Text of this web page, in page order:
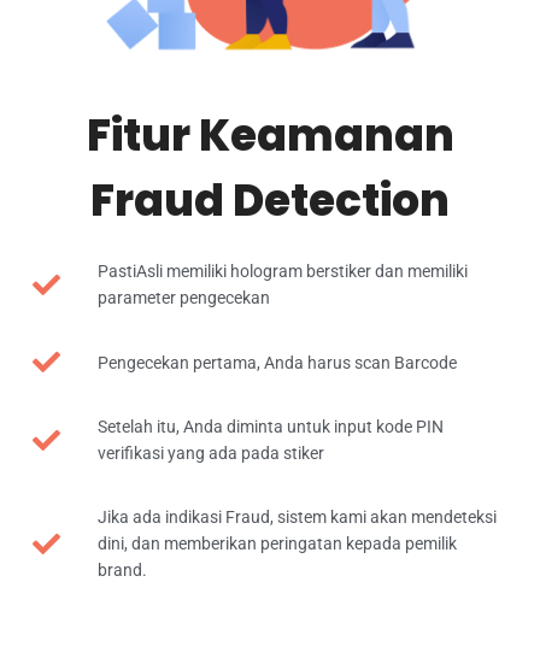
Fitur Keamanan
Fraud Detection
PastiAsli memiliki hologram berstiker dan memiliki
parameter pengecekan
Pengecekan pertama, Anda harus scan Barcode
Setelah itu, Anda diminta untuk input kode PIN
verifikasi yang ada pada stiker
Jika ada indikasi Fraud, sistem kami akan mendeteksi
dini, dan memberikan peringatan kepada pemilik
brand.